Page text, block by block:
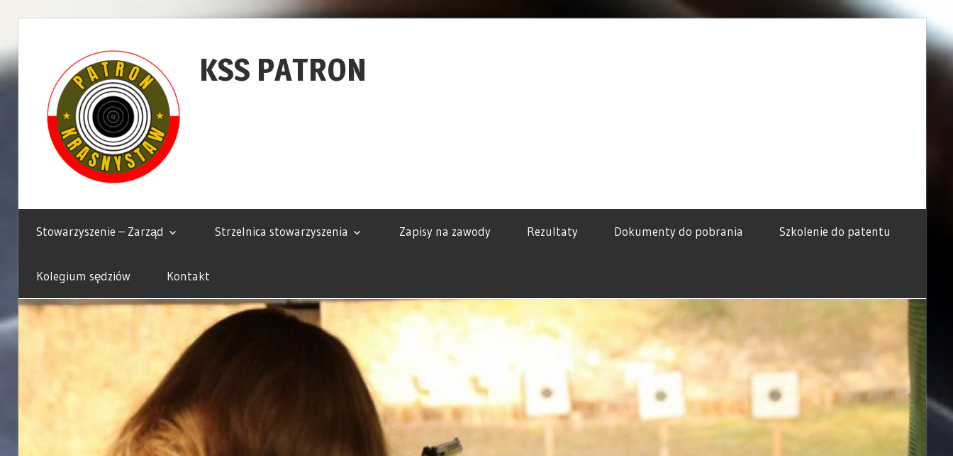
to
content
KSS PATRON
Stowarzyszenie
Strzeleckie
Stowarzyszenie – Zarząd Strzelnica stowarzyszenia Zapisy na zawody Rezultaty Dokumenty do pobrania Szkolenie do patentu
Kolegium sędziów Kontakt